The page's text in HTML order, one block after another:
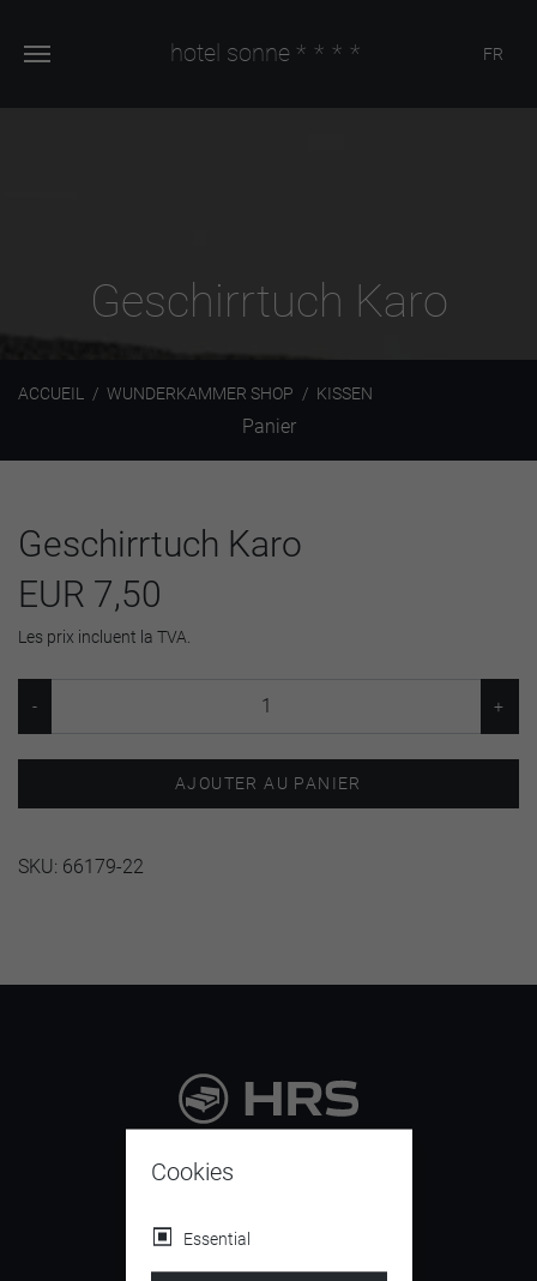
hotel sonne **** FR
Geschirrtuch Karo
ACCUEIL WUNDERKAMMER SHOP KISSEN
Panier
Geschirrtuch Karo
EUR 7,50
Les prix incluent la TVA.
AJOUTER AU PANIER
SKU: 66179-22
Cookies
Essential